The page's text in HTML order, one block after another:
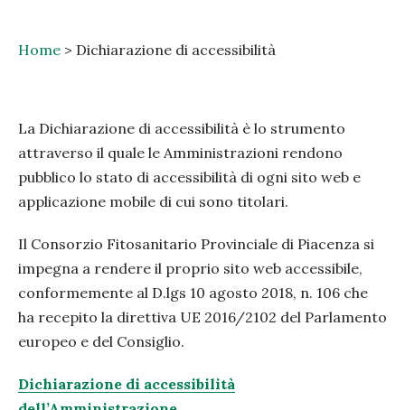
Home > Dichiarazione di accessibilità
La Dichiarazione di accessibilità è lo strumento
attraverso il quale le Amministrazioni rendono
pubblico lo stato di accessibilità di ogni sito web e
applicazione mobile di cui sono titolari.
Il Consorzio Fitosanitario Provinciale di Piacenza si
impegna a rendere il proprio sito web accessibile,
conformemente al D.lgs 10 agosto 2018, n. 106 che
ha recepito la direttiva UE 2016/2102 del Parlamento
europeo e del Consiglio.
Dichiarazione di accessibilità